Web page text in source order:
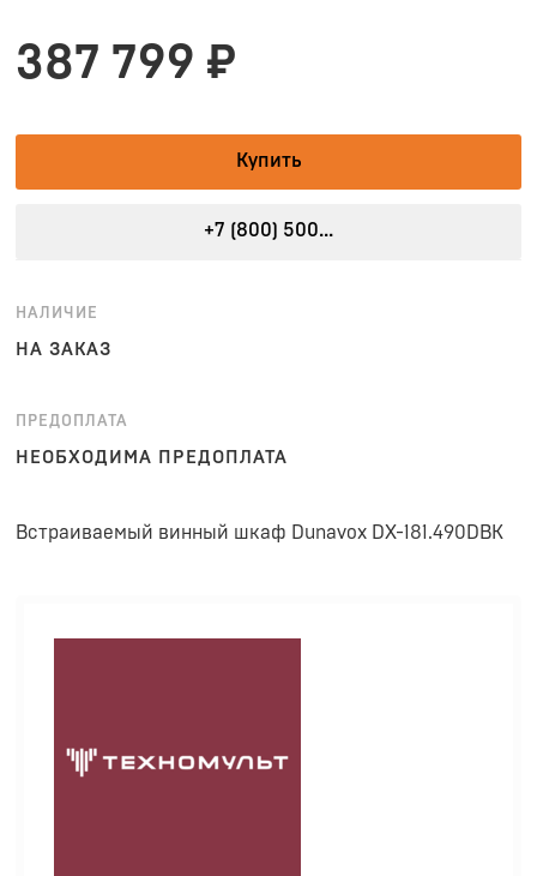
387 799 ₽
Купить
+7 (800) 500...
НАЛИЧИЕ
НА ЗАКАЗ
ПРЕДОПЛАТА
НЕОБХОДИМА ПРЕДОПЛАТА
Встраиваемый винный шкаф Dunavox DX-181.490DBK